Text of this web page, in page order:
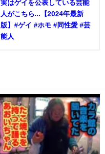
実はゲイを公表している芸能
人がこちら...【2024年最新
版】#ゲイ #ホモ #同性愛 #芸
能人